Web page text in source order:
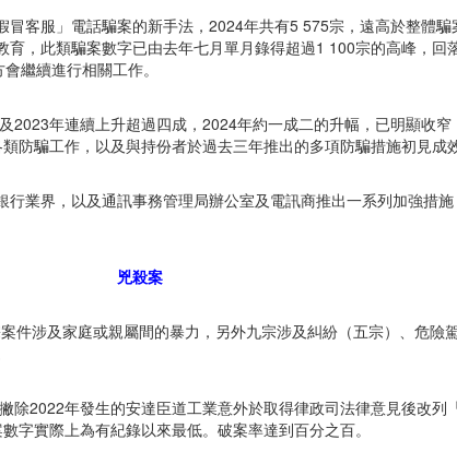
冒客服」電話騙案的新手法，2024年共有5 575宗，遠高於整體
，此類騙案數字已由去年七月單月錄得超過1 100宗的高峰，回
繼續進行相關工作。
2023年連續上升超過四成，2024年約一成二的升幅，已明顯收窄
防騙工作，以及與持份者於過去三年推出的多項防騙措施初見成效
行業界，以及通訊事務管理局辦公室及電訊商推出一系列加強措
兇殺案
件涉及家庭或親屬間的暴力，另外九宗涉及糾紛（五宗）、危險
除2022年發生的安達臣道工業意外於取得律政司法律意見後改列
字實際上為有紀錄以來最低。破案率達到百分之百。